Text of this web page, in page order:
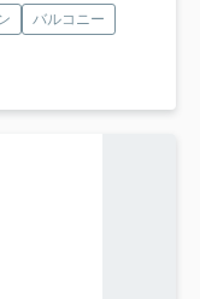
バルコニー